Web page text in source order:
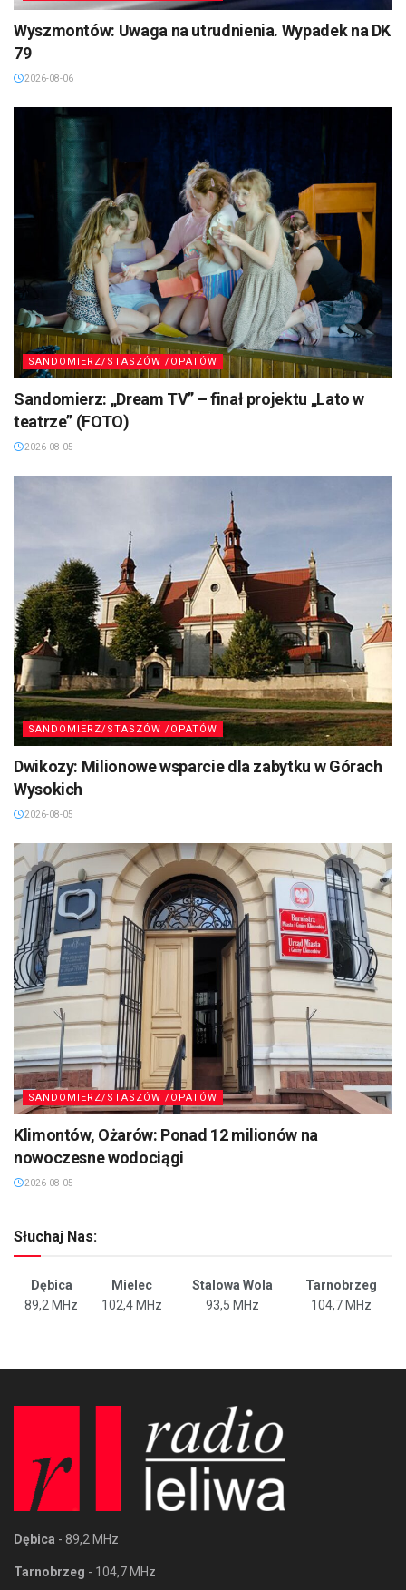
Wyszmontów: Uwaga na utrudnienia. Wypadek na DK
79
2026-08-06
SANDOMIERZ/STASZÓW /OPATÓW
Sandomierz: „Dream TV” – finał projektu „Lato w
teatrze” (FOTO)
2026-08-05
SANDOMIERZ/STASZÓW /OPATÓW
Dwikozy: Milionowe wsparcie dla zabytku w Górach
Wysokich
2026-08-05
SANDOMIERZ/STASZÓW /OPATÓW
Klimontów, Ożarów: Ponad 12 milionów na
nowoczesne wodociągi
2026-08-05
Słuchaj Nas:
Dębica Mielec Stalowa Wola
Tarnobrzeg
89,2 MHz
102,4 MHz 93,5 MHz 104,7 MHz
Dębica - 89,2 MHz
Tarnobrzeg - 104,7 MHz